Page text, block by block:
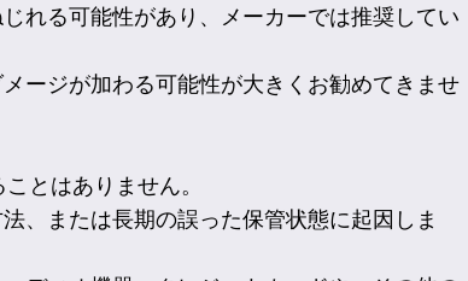
れる可能性があり、メーカーでは推奨してい
ージが加わる可能性が大きくお勧めてきませ
とはありません。
、または長期の誤った保管状態に起因しま